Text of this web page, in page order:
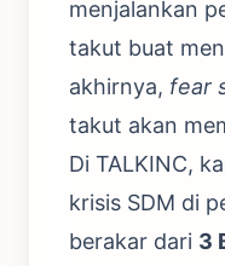
menjalankan
takut buat
akhirnya, fear
takut akan
Di TALKINC,
krisis SDM di
berakar dari 3